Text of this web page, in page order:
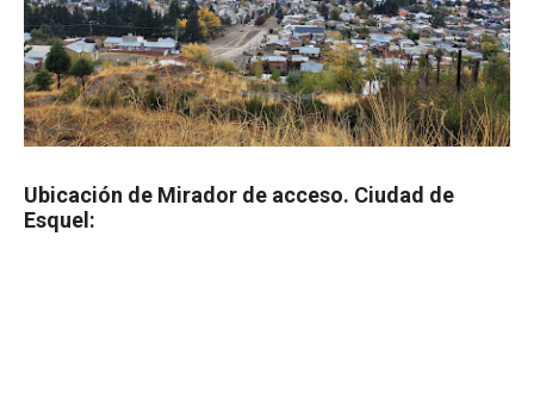
Ubicación de Mirador de acceso. Ciudad de
Esquel: